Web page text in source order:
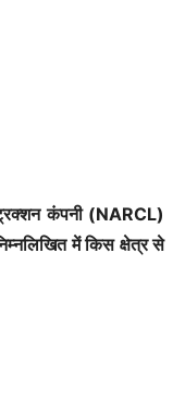
कंपनी (NARCL)
में किस क्षेत्र से